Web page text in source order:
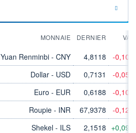
MONNAIE DERNIER VAR
Yuan Renminbi - CNY 4,8118 -0,10%
Dollar - USD 0,7131 -0,05%
Euro - EUR 0,6188 -0,10%
Roupie - INR 67,9378 -0,12%
Shekel - ILS 2,1518 +0,09%